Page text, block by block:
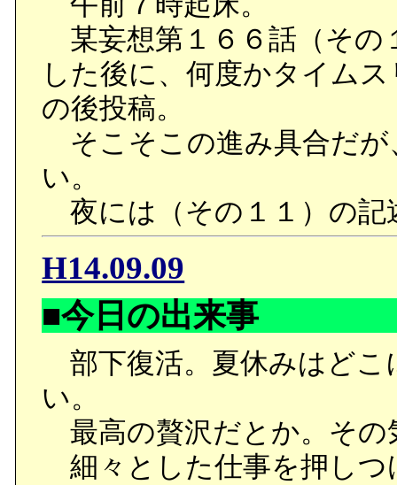
某妄想第１６６話（その
した後に、何度かタイム
の後投稿。
そこそこの進み具合だが
い。
夜には（その１１）の記
H14.09.09
■今日の出来事
部下復活。夏休みはどこ
い。
最高の贅沢だとか。その
細々とした仕事を押しつ